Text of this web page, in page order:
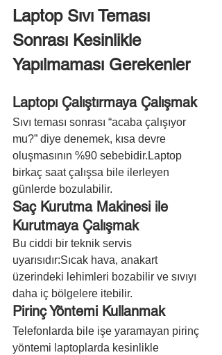
Laptop Sıvı Teması
Sonrası Kesinlikle
Yapılmaması Gerekenler
Laptopı Çalıştırmaya Çalışmak
Sıvı teması sonrası “acaba çalışıyor
mu?” diye denemek, kısa devre
oluşmasının %90 sebebidir.Laptop
birkaç saat çalışsa bile ilerleyen
günlerde bozulabilir.
Saç Kurutma Makinesi ile
Kurutmaya Çalışmak
Bu ciddi bir teknik servis
uyarısıdır:Sıcak hava, anakart
üzerindeki lehimleri bozabilir ve sıvıyı
daha iç bölgelere itebilir.
Pirinç Yöntemi Kullanmak
Telefonlarda bile işe yaramayan pirinç
yöntemi laptoplarda kesinlikle